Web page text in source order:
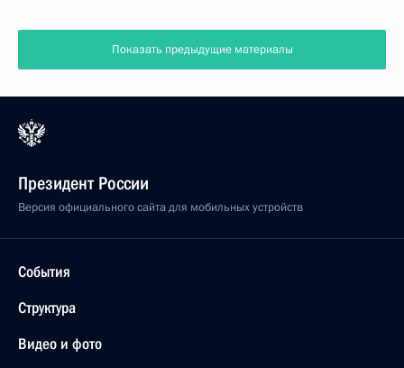
Показать предыдущие материалы
Президент России
Версия официального сайта для мобильных устройств
События
Структура
Видео и фото